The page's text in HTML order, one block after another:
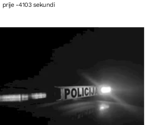
prije -4103 sekundi